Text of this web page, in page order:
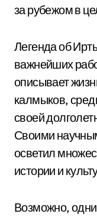
за рубежом в
Легенда об
важнейших
описывает
калмыков,
своей
Своими
осветил
истории и
Возможно,